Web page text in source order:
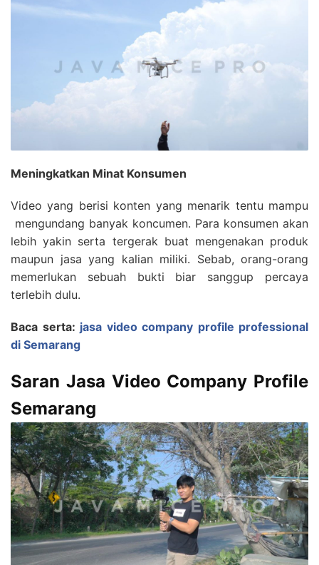
Meningkatkan Minat Konsumen
Video yang berisi konten yang menarik tentu mampu
mengundang banyak koncumen. Para konsumen akan
lebih yakin serta tergerak buat mengenakan produk
maupun jasa yang kalian miliki. Sebab, orang-orang
memerlukan sebuah bukti biar sanggup percaya
terlebih dulu.
Baca serta: jasa video company profile professional
di Semarang
Saran Jasa Video Company Profile
Semarang